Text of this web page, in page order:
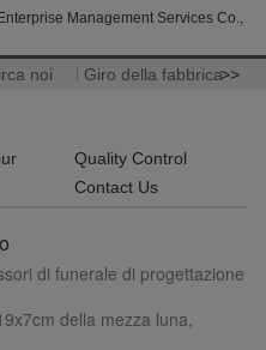
Management Services Co.,
noi Giro della fabbrica>>
Quality Control
Contact Us
di funerale di progettazione
della mezza luna,